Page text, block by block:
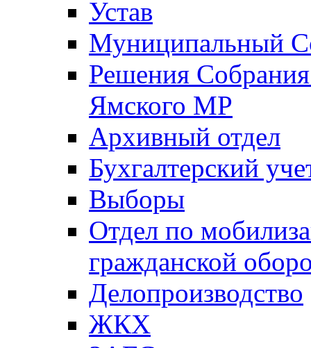
Устав
Муниципальный
Решения
Ямского МР
Архивный отдел
Бухгалтерский
Выборы
Отдел по
гражданской
Делопроизводство
ЖКХ